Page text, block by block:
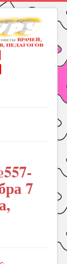
7